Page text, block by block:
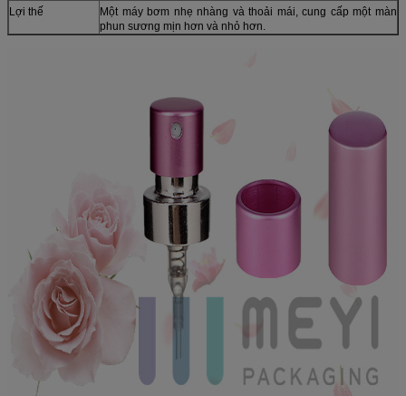
Lợi thế
Một máy bơm nhẹ nhàng và thoải mái, cung cấp một màn
phun sương mịn hơn và nhỏ hơn.